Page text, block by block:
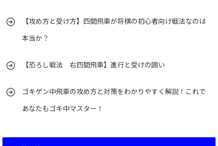
【攻め方と受け方】四間飛車が将棋の初心者向け戦法なのは
本当か？
【恐ろし戦法 右四間飛車】進行と受けの囲い
ゴキゲン中飛車の攻め方と対策をわかりやすく解説！これで
あなたもゴキ中マスター！